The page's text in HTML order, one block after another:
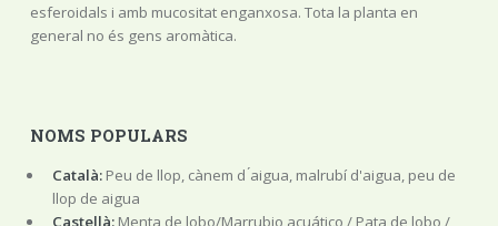
esferoidals i amb mucositat enganxosa. Tota la planta en
general no és gens aromàtica.
NOMS POPULARS
Català:Peu de llop, cànem d ́aigua, malrubí d'aigua, peu de
llop de aigua
Castellà:Menta de lobo/Marrubio acuático / Pata de lobo /